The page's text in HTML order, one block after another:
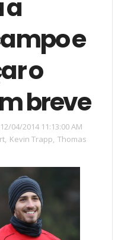
a
e
o
breve
12/04/2014 11:13:00 AM
, Kevin Trapp, Thomas